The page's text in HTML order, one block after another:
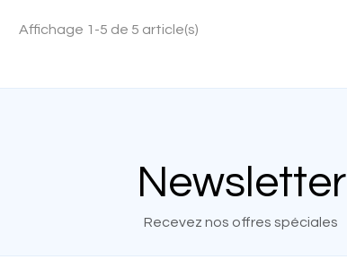
Affichage 1-5 de 5 article(s)
Newsletter
Recevez nos offres spéciales